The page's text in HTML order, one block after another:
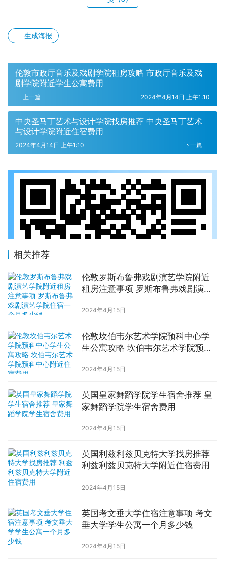
生成海报
伦敦市政厅音乐及戏剧学院租房攻略 市政厅音乐及戏
剧学院附近学生公寓费用
上一篇 2024年4月14日 上午1:10
中央圣马丁艺术与设计学院找房推荐 中央圣马丁艺术
与设计学院附近住宿费用
下一篇
2024年4月14日 上午1:10
相关推荐
伦敦罗斯布鲁弗戏剧演艺学院附近
租房注意事项 罗斯布鲁弗戏剧演艺
2024年4月15日
伦敦坎伯韦尔艺术学院预科中心学
生公寓攻略 坎伯韦尔艺术学院预科
2024年4月15日
英国皇家舞蹈学院学生宿舍推荐 皇
家舞蹈学院学生宿舍费用
2024年4月15日
英国利兹利兹贝克特大学找房推荐
利兹利兹贝克特大学附近住宿费用
2024年4月15日
英国考文垂大学住宿注意事项 考文
垂大学学生公寓一个月多少钱
2024年4月15日